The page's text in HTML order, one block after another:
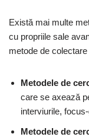
Există mai multe
cu propriile sale
metode de
Metodele de
care se axează
interviurile,
Metodele de